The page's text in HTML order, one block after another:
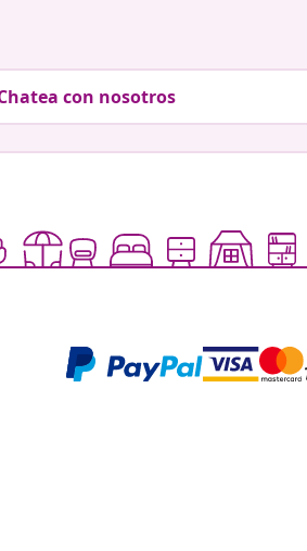
con nosotros